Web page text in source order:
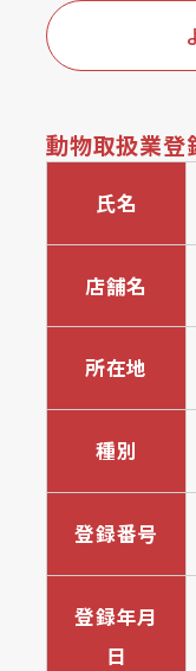
動物取扱業登
氏名
店舗名
所在地
種別
登録番号
登録年月
日